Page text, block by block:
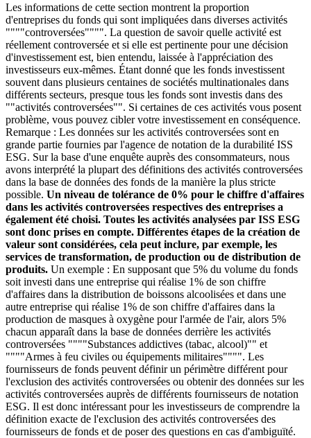
Les informations de cette section montrent la proportion
d'entreprises du fonds qui sont impliquées dans diverses activités
""""controversées"""". La question de savoir quelle activité est
réellement controversée et si elle est pertinente pour une décision
d'investissement est, bien entendu, laissée à l'appréciation des
investisseurs eux-mêmes. Étant donné que les fonds investissent
souvent dans plusieurs centaines de sociétés multinationales dans
différents secteurs, presque tous les fonds sont investis dans des
""activités controversées"". Si certaines de ces activités vous posent
problème, vous pouvez cibler votre investissement en conséquence.
Remarque : Les données sur les activités controversées sont en
grande partie fournies par l'agence de notation de la durabilité ISS
ESG. Sur la base d'une enquête auprès des consommateurs, nous
avons interprété la plupart des définitions des activités controversées
dans la base de données des fonds de la manière la plus stricte
possible. Un niveau de tolérance de 0% pour le chiffre d'affaires
dans les activités controversées respectives des entreprises a
également été choisi. Toutes les activités analysées par ISS ESG
sont donc prises en compte. Différentes étapes de la création de
valeur sont considérées, cela peut inclure, par exemple, les
services de transformation, de production ou de distribution de
produits. Un exemple : En supposant que 5% du volume du fonds
soit investi dans une entreprise qui réalise 1% de son chiffre
d'affaires dans la distribution de boissons alcoolisées et dans une
autre entreprise qui réalise 1% de son chiffre d'affaires dans la
production de masques à oxygène pour l'armée de l'air, alors 5%
chacun apparaît dans la base de données derrière les activités
controversées """"Substances addictives (tabac, alcool)"" et
""""Armes à feu civiles ou équipements militaires"""". Les
fournisseurs de fonds peuvent définir un périmètre différent pour
l'exclusion des activités controversées ou obtenir des données sur les
activités controversées auprès de différents fournisseurs de notation
ESG. Il est donc intéressant pour les investisseurs de comprendre la
définition exacte de l'exclusion des activités controversées des
fournisseurs de fonds et de poser des questions en cas d'ambiguïté.